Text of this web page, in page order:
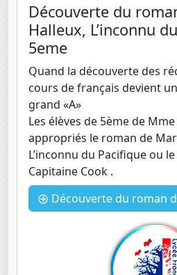
Découverte du
Halleux, L’inconnu
5eme
Quand la découverte des
cours de français devient
grand «A»
Les élèves de 5ème de
appropriés le roman de
L’inconnu du Pacifique ou
Capitaine Cook .
Découverte du roman de Martin de Halleux,